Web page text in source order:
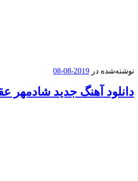
نوشته‌شده در 2019-08-08
دانلود آهنگ جدید